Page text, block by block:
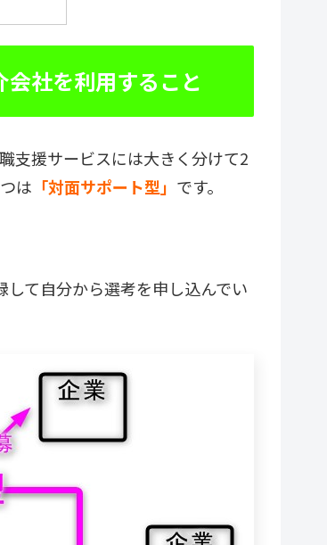
社を利用すること
支援サービスには大きく分けて2
は 「対面サポート型」 です。
て自分から選考を申し込んでい